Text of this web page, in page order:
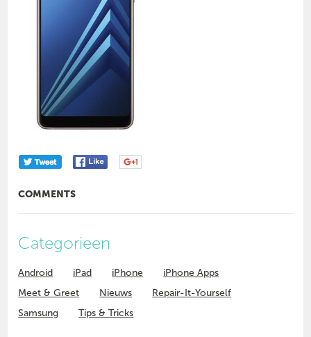
COMMENTS
Categorieen
Android iPad iPhone
iPhone Apps
Meet & Greet
Nieuws
Repair-It-Yourself
Samsung
Tips & Tricks